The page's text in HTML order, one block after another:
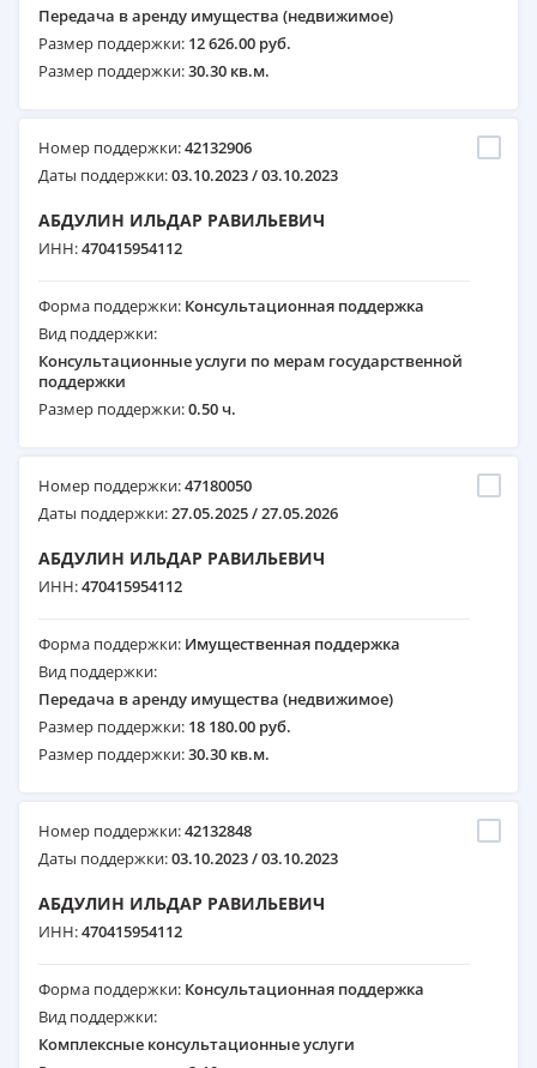
Передача в аренду имущества (недвижимое)
Размер поддержки: 12 626.00 руб.
Размер поддержки:30.30 кв.м.
Номер поддержки:42132906
Даты поддержки:03.10.2023 / 03.10.2023
АБДУЛИН ИЛЬДАР РАВИЛЬЕВИЧ
ИНН:470415954112
Форма поддержки: Консультационная поддержка
Вид поддержки:
Консультационные услуги по мерам государственной
поддержки
Размер поддержки:0.50 ч.
Номер поддержки:47180050
Даты поддержки:27.05.2025 / 27.05.2026
АБДУЛИН ИЛЬДАР РАВИЛЬЕВИЧ
ИНН:470415954112
Форма поддержки: Имущественная поддержка
Вид поддержки:
Передача в аренду имущества (недвижимое)
Размер поддержки: 18 180.00 руб.
Размер поддержки:30.30 кв.м.
Номер поддержки:42132848
Даты поддержки:03.10.2023 / 03.10.2023
АБДУЛИН ИЛЬДАР РАВИЛЬЕВИЧ
ИНН:470415954112
Форма поддержки: Консультационная поддержка
Вид поддержки:
Комплексные консультационные услуги